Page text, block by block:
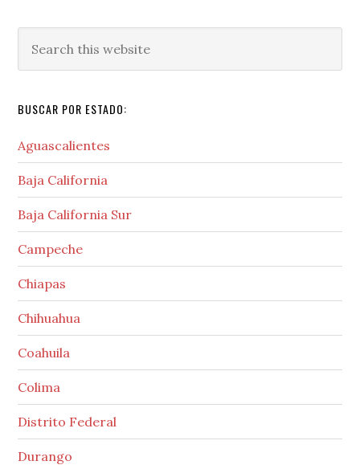
this
BUSCAR POR ESTADO:
Aguascalientes
Baja California
Baja California Sur
Campeche
Chiapas
Chihuahua
Coahuila
Colima
Distrito Federal
Durango